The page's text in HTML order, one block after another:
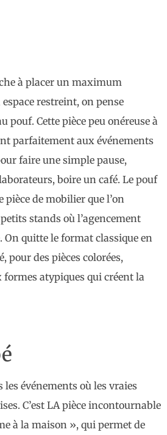
à placer un maximum
espace restreint, on pense
pouf. Cette pièce peu onéreuse à
parfaitement aux événements
faire une simple pause,
boire un café. Le pouf
pièce de mobilier que l’on
stands où l’agencement
On quitte le format classique en
pour des pièces colorées,
formes atypiques qui créent la
les événements où les vraies
C’est LA pièce incontournable
à la maison », qui permet de